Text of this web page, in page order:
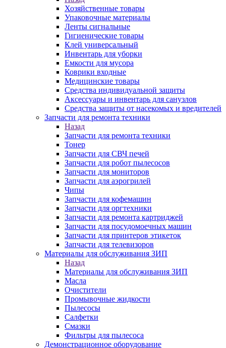
Хозяйственные товары
Упаковочные материалы
Ленты сигнальные
Гигиенические товары
Клей универсальный
Инвентарь для уборки
Емкости для мусора
Коврики входные
Медицинские товары
Средства индивидуальной защиты
Аксессуары и инвентарь для санузлов
Средства защиты от насекомых и вредителей
Запчасти для ремонта техники
Назад
Запчасти для ремонта техники
Тонер
Запчасти для СВЧ печей
Запчасти для робот пылесосов
Запчасти для мониторов
Запчасти для аэрогрилей
Чипы
Запчасти для кофемашин
Запчасти для оргтехники
Запчасти для ремонта картриджей
Запчасти для посудомоечных машин
Запчасти для принтеров этикеток
Запчасти для телевизоров
Материалы для обслуживания ЗИП
Назад
Материалы для обслуживания ЗИП
Масла
Очистители
Промывочные жидкости
Пылесосы
Салфетки
Смазки
Фильтры для пылесоса
Демонстрационное оборудование